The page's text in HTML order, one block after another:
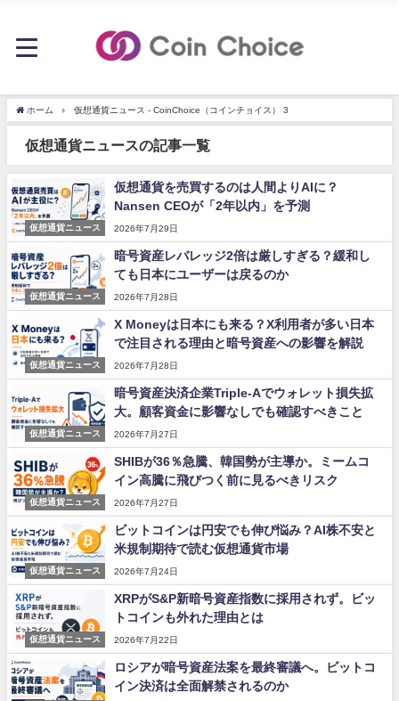
ホーム 仮想通貨ニュース - CoinChoice（コインチョイス） 3
仮想通貨ニュースの記事一覧
仮想通貨ニュース
仮想通貨を売買するのは人間よりAIに？
Nansen CEOが「2年以内」を予測
2026年7月29日
仮想通貨ニュース
暗号資産レバレッジ2倍は厳しすぎる？緩和し
ても日本にユーザーは戻るのか
2026年7月28日
仮想通貨ニュース
X Moneyは日本にも来る？X利用者が多い日本
で注目される理由と暗号資産への影響を解説
2026年7月28日
仮想通貨ニュース
暗号資産決済企業Triple-Aでウォレット損失拡
大。顧客資金に影響なしでも確認すべきこと
2026年7月27日
仮想通貨ニュース
SHIBが36％急騰、韓国勢が主導か。ミームコ
イン高騰に飛びつく前に見るべきリスク
2026年7月27日
仮想通貨ニュース
ビットコインは円安でも伸び悩み？AI株不安と
米規制期待で読む仮想通貨市場
2026年7月24日
仮想通貨ニュース
XRPがS&P新暗号資産指数に採用されず。ビッ
トコインも外れた理由とは
2026年7月22日
ロシアが暗号資産法案を最終審議へ。ビットコ
イン決済は全面解禁されるのか